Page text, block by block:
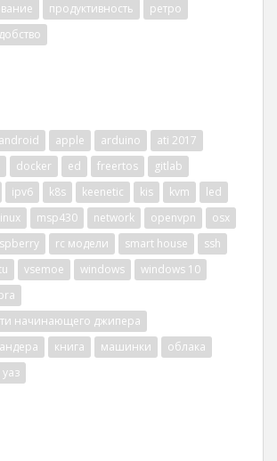
продуктивность
ретро
android apple arduino
ati 2017
docker ed freertos
gitlab
ipv6 k8s keenetic kis kvm
led
msp430 network openvpn
osx
rc модели smart house
ssh
vsemoe windows
windows 10
начинающего джипера
книга машинки
облака
уаз